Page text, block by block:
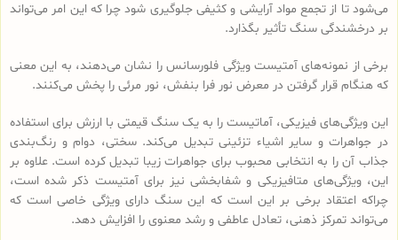
می‌شود تا از تجمع مواد آرایشی و کثیفی جلوگیری شود چرا که این امر می‌تواند
بر درخشندگی سنگ تأثیر بگذارد.
برخی از نمونه‌های آمتیست ویژگی فلورسانس را نشان می‌دهند، به این معنی
که هنگام قرار گرفتن در معرض نور فرا بنفش، نور مرئی را پخش می‌کنند.
این ویژگی‌های فیزیکی، آماتیست را به یک سنگ قیمتی با ارزش برای استفاده
در جواهرات و سایر اشیاء تزئینی تبدیل می‌کند. سختی، دوام و رنگ‌بندی
جذاب آن را به انتخابی محبوب برای جواهرات زیبا تبدیل کرده است. علاوه بر
این، ویژگی‌های متافیزیکی و شفابخشی نیز برای آمتیست ذکر شده است،
چراکه اعتقاد برخی بر این است که این سنگ دارای ویژگی خاصی است که
می‌تواند تمرکز ذهنی، تعادل عاطفی و رشد معنوی را افزایش دهد.